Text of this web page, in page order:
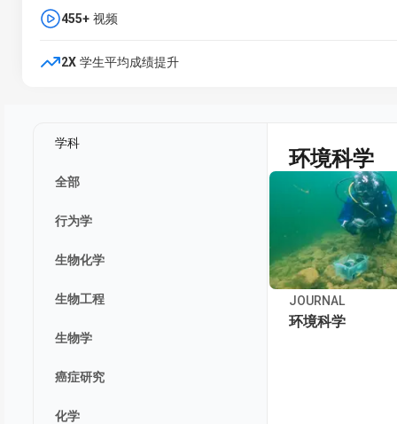
455+ 视频
2X 学生平均成绩提升
学科
全部
行为学
生物化学
生物工程
生物学
癌症研究
化学
环境科学
JOURNAL
环境科学